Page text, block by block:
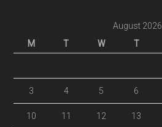
August 2026
M
T W T
3 4 5 6
10 11 12 13